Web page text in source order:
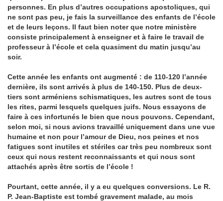
personnes. En plus d’autres occupations apostoliques, qui
ne sont pas peu, je fais la surveillance des enfants de l’école
et de leurs leçons. Il faut bien noter que notre ministère
consiste principalement à enseigner et à faire le travail de
professeur à l’école et cela quasiment du matin jusqu’au
soir.
Cette année les enfants ont augmenté : de 110-120 l’année
dernière, ils sont arrivés à plus de 140-150. Plus de deux-
tiers sont arméniens schismatiques, les autres sont de tous
les rites, parmi lesquels quelques juifs. Nous essayons de
faire à ces infortunés le bien que nous pouvons. Cependant,
selon moi, si nous avions travaillé uniquement dans une vue
humaine et non pour l’amour de Dieu, nos peines et nos
fatigues sont inutiles et stériles car très peu nombreux sont
ceux qui nous restent reconnaissants et qui nous sont
attachés après être sortis de l’école !
Pourtant, cette année, il y a eu quelques conversions. Le R.
P. Jean-Baptiste est tombé gravement malade, au mois